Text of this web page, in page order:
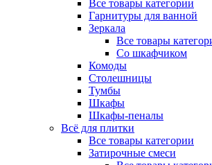
Все товары категории
Гарнитуры для ванной
Зеркала
Все товары
Со шкафчиком
Комоды
Столешницы
Тумбы
Шкафы
Шкафы-пеналы
Всё для плитки
Все товары категории
Затирочные смеси